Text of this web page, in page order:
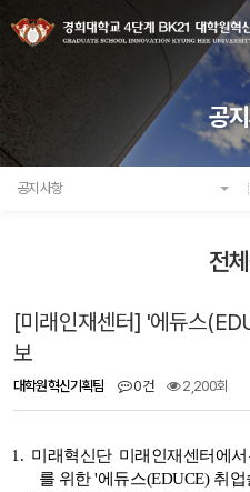
공
공지사항
전
[미래인재센터] '에듀스
보
대학원혁신기획팀 0건 2,200회
1. 미래혁신단 미래인재센터에
를 위한 '에듀스(EDUCE) 취업